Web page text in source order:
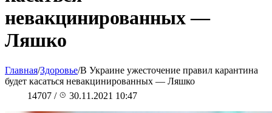
невакцинированных —
Ляшко
Главная/Здоровье/В Украине ужесточение правил карантина
будет касаться невакцинированных — Ляшко
14707 / 30.11.2021 10:47